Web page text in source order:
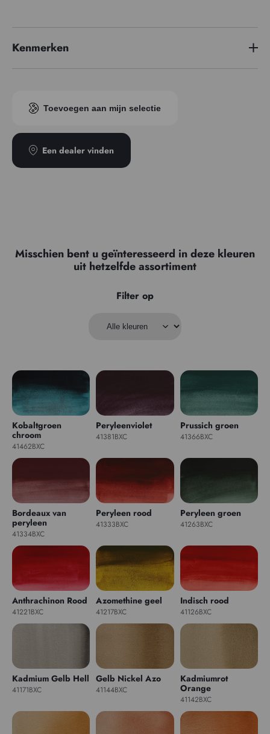
Kenmerken
Pigment index
PR122
Type
Toevoegen aan mijn selectie
Een dealer vinden
Misschien bent u geïnteresseerd in deze kleuren
uit hetzelfde assortiment
Filter op
Kobaltgroen
chroom
41462BXC
Peryleenviolet
41381BXC
Prussich groen
41366BXC
Bordeaux van
peryleen
41334BXC
Peryleen rood
41333BXC
Peryleen groen
41263BXC
Anthrachinon Rood
41221BXC
Azomethine geel
41217BXC
Indisch rood
41126BXC
Kadmium Gelb Hell
41171BXC
Gelb Nickel Azo
41144BXC
Kadmiumrot
Orange
41142BXC